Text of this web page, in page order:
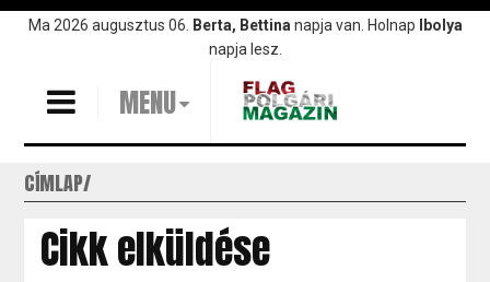
UgrásMa 2026 augusztus 06. Berta, Bettina napja van. Holnap
Ibolya
napja lesz.
MENU
CÍMLAP
Cikk elküldése